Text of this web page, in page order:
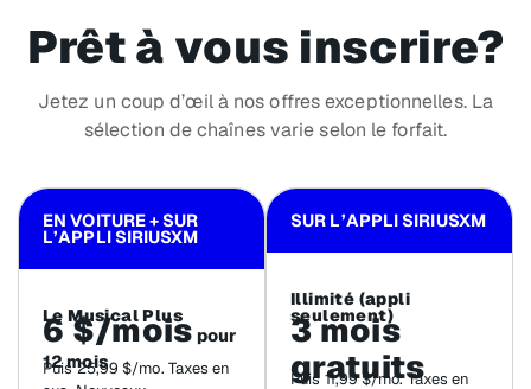
Prêt à vous inscrire?
Jetez un coup d’œil à nos offres exceptionnelles. La
sélection de chaînes varie selon le forfait.
EN VOITURE + SUR
L’APPLI SIRIUSXM
Le Musical Plus
6 $/mois pour
12 mois
Puis 25,99 $/mo. Taxes en
SUR L’APPLI SIRIUSXM
Illimité (appli
seulement)
3 mois
gratuits
Puis 11,99 $/mo. Taxes en